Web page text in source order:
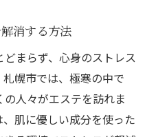
消する方法
まらず、心身のストレス
幌市では、極寒の中で
人々がエステを訪れま
肌に優しい成分を使った